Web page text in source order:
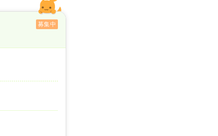
募集中